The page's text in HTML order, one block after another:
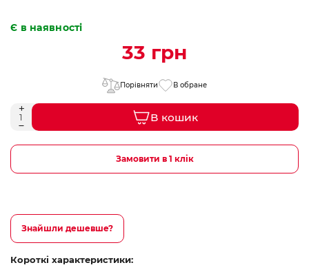
Є в наявності
33 грн
Порівняти В обране
В кошик
Замовити в 1 клік
Знайшли дешевше?
Короткі характеристики: